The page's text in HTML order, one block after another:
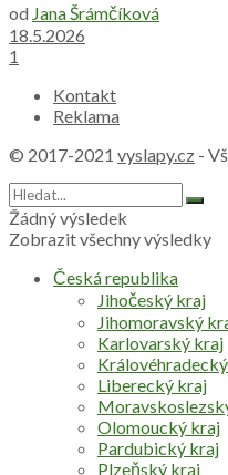
od Jana Šrámčíková
18.5.2026
1
Kontakt
Reklama
© 2017-2021 vyslapy.cz -
Žádný výsledek
Zobrazit všechny výsledky
Česká republika
Jihočeský kraj
Jihomoravský
Karlovarský kraj
Liberecký kraj
Olomoucký kraj
Pardubický kraj
Plzeňský kraj